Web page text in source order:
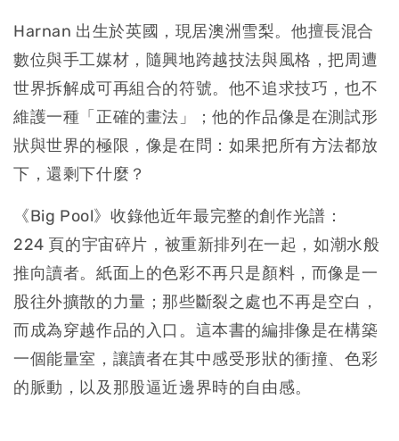
Harnan 出生於英國，現居澳洲雪梨。他擅長混合
數位與手工媒材，隨興地跨越技法與風格，把周遭
世界拆解成可再組合的符號。他不追求技巧，也不
維護一種「正確的畫法」；他的作品像是在測試形
狀與世界的極限，像是在問：如果把所有方法都放
下，還剩下什麼？
《Big Pool》收錄他近年最完整的創作光譜：
224 頁的宇宙碎片，被重新排列在一起，如潮水般
推向讀者。紙面上的色彩不再只是顏料，而像是一
股往外擴散的力量；那些斷裂之處也不再是空白，
而成為穿越作品的入口。這本書的編排像是在構築
一個能量室，讓讀者在其中感受形狀的衝撞、色彩
的脈動，以及那股逼近邊界時的自由感。